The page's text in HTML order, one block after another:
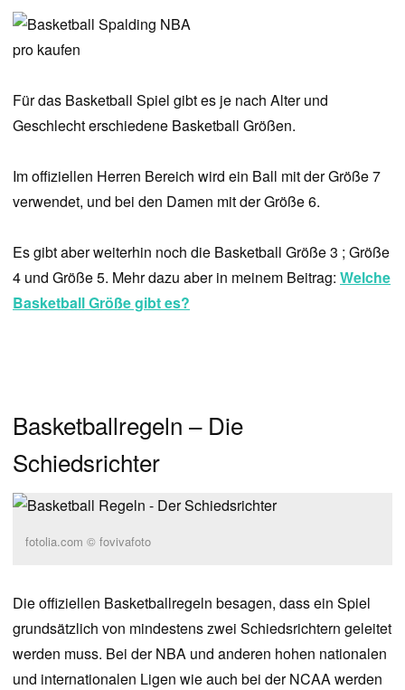
Für das Basketball Spiel gibt es je nach Alter und
Geschlecht erschiedene Basketball Größen.
Im offiziellen Herren Bereich wird ein Ball mit der Größe 7
verwendet, und bei den Damen mit der Größe 6.
Es gibt aber weiterhin noch die Basketball Größe 3 ; Größe
4 und Größe 5. Mehr dazu aber in meinem Beitrag: Welche
Basketball Größe gibt es?
Basketballregeln – Die
Schiedsrichter
fotolia.com © fovivafoto
Die offiziellen Basketballregeln besagen, dass ein Spiel
grundsätzlich von mindestens zwei Schiedsrichtern geleitet
werden muss. Bei der NBA und anderen hohen nationalen
und internationalen Ligen wie auch bei der NCAA werden